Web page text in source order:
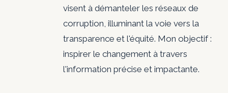
visent à démanteler les réseaux de
corruption, illuminant la voie vers la
transparence et l'équité. Mon objectif :
inspirer le changement à travers
l'information précise et impactante.